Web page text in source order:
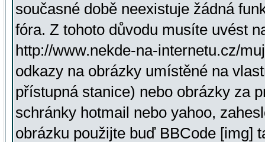
současné době neexistuje žádná
fóra. Z tohoto důvodu musíte uvést
http://www.nekde-na-internetu.cz/
odkazy na obrázky umístěné na
přístupná stanice) nebo obrázky za
schránky hotmail nebo yahoo,
obrázku použijte buď BBCode [img]